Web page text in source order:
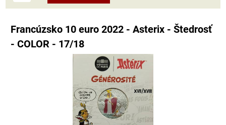
Francúzsko 10 euro 2022 - Asterix - Štedrosť
- COLOR - 17/18